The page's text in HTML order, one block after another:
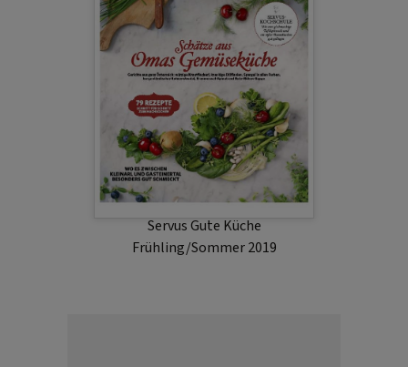
Servus Gute Küche
Frühling/Sommer 2019